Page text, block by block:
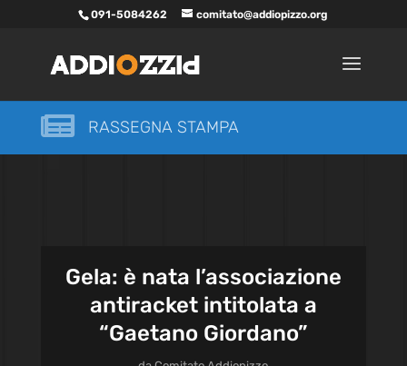
091-5084262 comitato@addiopizzo.org
 RASSEGNA STAMPA
Gela: è nata l’associazione
antiracket intitolata a
“Gaetano Giordano”